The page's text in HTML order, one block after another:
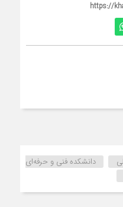
https://
دانشکده فنی و حرفه‌ای